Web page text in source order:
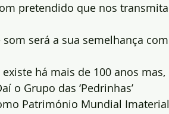
pretendido que nos transmita
será a sua semelhança com
existe há mais de 100 anos mas,
o Grupo das ‘Pedrinhas’
Património Mundial Imaterial